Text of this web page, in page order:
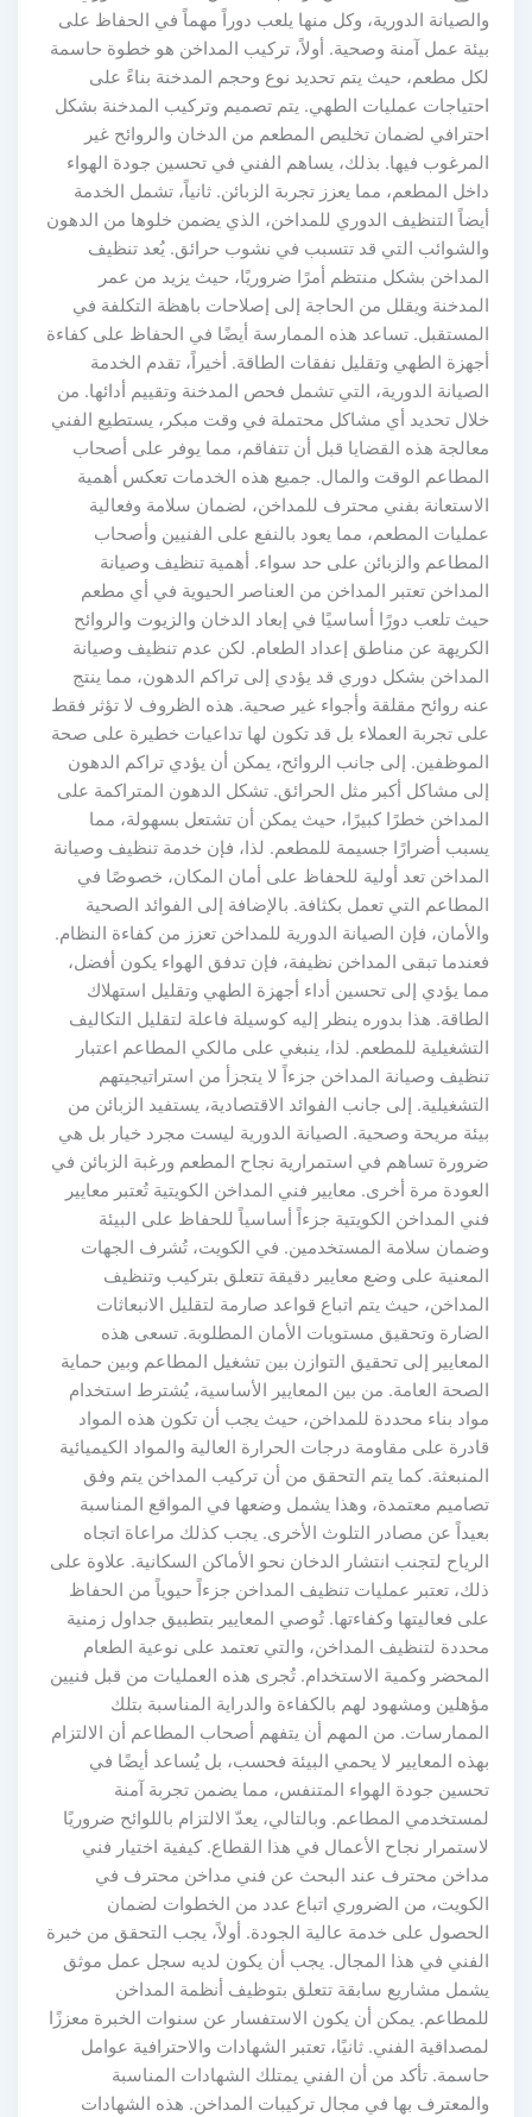
الدورية، وكل منها يلعب دوراً مهماً في الحفاظ على
عمل آمنة وصحية. أولاً، تركيب المداخن هو خطوة حاسمة
مطعم، حيث يتم تحديد نوع وحجم المدخنة بناءً على
عمليات الطهي. يتم تصميم وتركيب المدخنة بشكل
لضمان تخليص المطعم من الدخان والروائح غير
فيها. بذلك، يساهم الفني في تحسين جودة الهواء
المطعم، مما يعزز تجربة الزبائن. ثانياً، تشمل الخدمة
التنظيف الدوري للمداخن، الذي يضمن خلوها من الدهون
التي قد تتسبب في نشوب حرائق. يُعد تنظيف
بشكل منتظم أمرًا ضروريًا، حيث يزيد من عمر
ويقلل من الحاجة إلى إصلاحات باهظة التكلفة في
تساعد هذه الممارسة أيضًا في الحفاظ على كفاءة
الطهي وتقليل نفقات الطاقة. أخيراً، تقدم الخدمة
الدورية، التي تشمل فحص المدخنة وتقييم أدائها. من
تحديد أي مشاكل محتملة في وقت مبكر، يستطيع الفني
هذه القضايا قبل أن تتفاقم، مما يوفر على أصحاب
الوقت والمال. جميع هذه الخدمات تعكس أهمية
بفني محترف للمداخن، لضمان سلامة وفعالية
المطعم، مما يعود بالنفع على الفنيين وأصحاب
والزبائن على حد سواء. أهمية تنظيف وصيانة
تعتبر المداخن من العناصر الحيوية في أي مطعم
تلعب دورًا أساسيًا في إبعاد الدخان والزيوت والروائح
عن مناطق إعداد الطعام. لكن عدم تنظيف وصيانة
بشكل دوري قد يؤدي إلى تراكم الدهون، مما ينتج
روائح مقلقة وأجواء غير صحية. هذه الظروف لا تؤثر فقط
تجربة العملاء بل قد تكون لها تداعيات خطيرة على صحة
إلى جانب الروائح، يمكن أن يؤدي تراكم الدهون
مشاكل أكبر مثل الحرائق. تشكل الدهون المتراكمة على
خطرًا كبيرًا، حيث يمكن أن تشتعل بسهولة، مما
أضرارًا جسيمة للمطعم. لذا، فإن خدمة تنظيف وصيانة
تعد أولية للحفاظ على أمان المكان، خصوصًا في
التي تعمل بكثافة. بالإضافة إلى الفوائد الصحية
فإن الصيانة الدورية للمداخن تعزز من كفاءة النظام.
تبقى المداخن نظيفة، فإن تدفق الهواء يكون أفضل،
يؤدي إلى تحسين أداء أجهزة الطهي وتقليل استهلاك
هذا بدوره ينظر إليه كوسيلة فاعلة لتقليل التكاليف
للمطعم. لذا، ينبغي على مالكي المطاعم اعتبار
وصيانة المداخن جزءاً لا يتجزأ من استراتيجيتهم
إلى جانب الفوائد الاقتصادية، يستفيد الزبائن من
مريحة وصحية. الصيانة الدورية ليست مجرد خيار بل هي
تساهم في استمرارية نجاح المطعم ورغبة الزبائن في
مرة أخرى. معايير فني المداخن الكويتية تُعتبر معايير
المداخن الكويتية جزءاً أساسياً للحفاظ على البيئة
سلامة المستخدمين. في الكويت، تُشرف الجهات
على وضع معايير دقيقة تتعلق بتركيب وتنظيف
حيث يتم اتباع قواعد صارمة لتقليل الانبعاثات
وتحقيق مستويات الأمان المطلوبة. تسعى هذه
إلى تحقيق التوازن بين تشغيل المطاعم وبين حماية
العامة. من بين المعايير الأساسية، يُشترط استخدام
بناء محددة للمداخن، حيث يجب أن تكون هذه المواد
على مقاومة درجات الحرارة العالية والمواد الكيميائية
كما يتم التحقق من أن تركيب المداخن يتم وفق
معتمدة، وهذا يشمل وضعها في المواقع المناسبة
عن مصادر التلوث الأخرى. يجب كذلك مراعاة اتجاه
لتجنب انتشار الدخان نحو الأماكن السكانية. علاوة على
تعتبر عمليات تنظيف المداخن جزءاً حيوياً من الحفاظ
فعاليتها وكفاءتها. تُوصي المعايير بتطبيق جداول زمنية
لتنظيف المداخن، والتي تعتمد على نوعية الطعام
وكمية الاستخدام. تُجرى هذه العمليات من قبل فنيين
ومشهود لهم بالكفاءة والدراية المناسبة بتلك
من المهم أن يتفهم أصحاب المطاعم أن الالتزام
المعايير لا يحمي البيئة فحسب، بل يُساعد أيضًا في
جودة الهواء المتنفس، مما يضمن تجربة آمنة
المطاعم. وبالتالي، يعدّ الالتزام باللوائح ضروريًا
نجاح الأعمال في هذا القطاع. كيفية اختيار فني
محترف عند البحث عن فني مداخن محترف في
من الضروري اتباع عدد من الخطوات لضمان
على خدمة عالية الجودة. أولاً، يجب التحقق من خبرة
في هذا المجال. يجب أن يكون لديه سجل عمل موثق
مشاريع سابقة تتعلق بتوظيف أنظمة المداخن
يمكن أن يكون الاستفسار عن سنوات الخبرة معززًا
الفني. ثانيًا، تعتبر الشهادات والاحترافية عوامل
تأكد من أن الفني يمتلك الشهادات المناسبة
بها في مجال تركيبات المداخن. هذه الشهادات